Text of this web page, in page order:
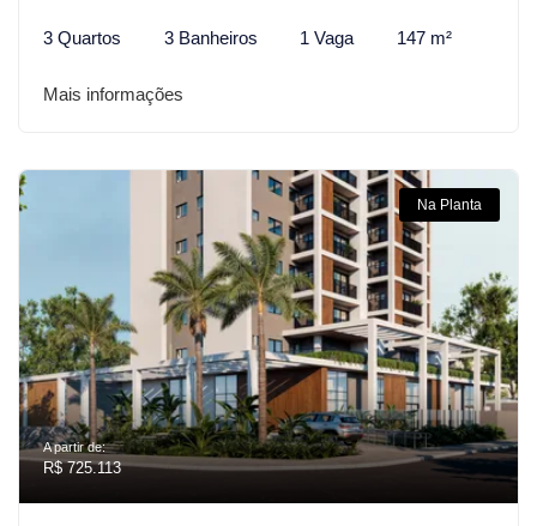
3 Quartos 3 Banheiros 1 Vaga 147 m²
Mais informações
Na Planta
A partir de:
R$ 725.113